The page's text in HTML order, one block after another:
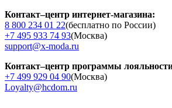
Контакт–центр интернет-магазина:
8 800 234 01 22(бесплатно по России)
+7 495 933 74 93(Москва)
support@x-moda.ru
Контакт–центр программы
+7 499 929 04 90(Москва)
Loyalty@hcdom.ru